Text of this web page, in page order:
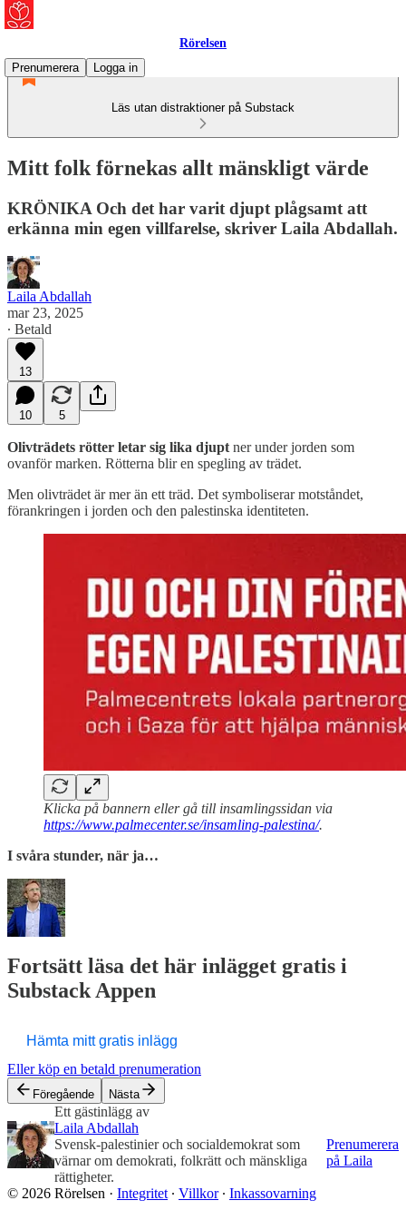
Rörelsen
Prenumerera
Logga in
Läs utan distraktioner på Substack
Mitt folk förnekas allt mänskligt värde
KRÖNIKA Och det har varit djupt plågsamt att
erkänna min egen villfarelse, skriver Laila Abdallah.
Laila Abdallah
mar 23, 2025
∙ Betald
13
10 5
Olivträdets rötter letar sig lika djupt ner under jorden som
ovanför marken. Rötterna blir en spegling av trädet.
Men olivträdet är mer än ett träd. Det symboliserar motståndet,
förankringen i jorden och den palestinska identiteten.
Klicka på bannern eller gå till insamlingssidan via
https://www.palmecenter.se/insamling-palestina/.
I svåra stunder, när ja…
Fortsätt läsa det här inlägget gratis i
Substack Appen
Hämta mitt gratis inlägg
Eller köp en betald prenumeration
Föregående Nästa
Ett gästinlägg av
Laila Abdallah
Svensk-palestinier och socialdemokrat som
värnar om demokrati, folkrätt och mänskliga
rättigheter.
Prenumerera
på Laila
© 2026 Rörelsen · Integritet ∙ Villkor∙ Inkassovarning